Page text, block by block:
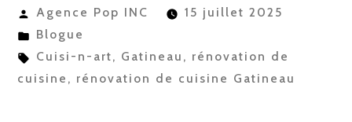
Publié
par
Agence Pop INC
15 juillet 2025
Publié
dans
Blogue
Étiquettes :
Cuisi-n-art, Gatineau , rénovation de
cuisine , rénovation de cuisine Gatineau